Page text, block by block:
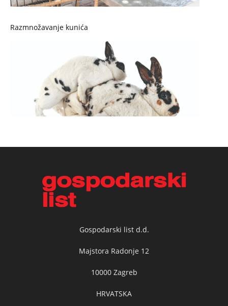
Razmnožavanje kunića
Gospodarski list d.d.
Majstora Radonje 12
10000 Zagreb
HRVATSKA